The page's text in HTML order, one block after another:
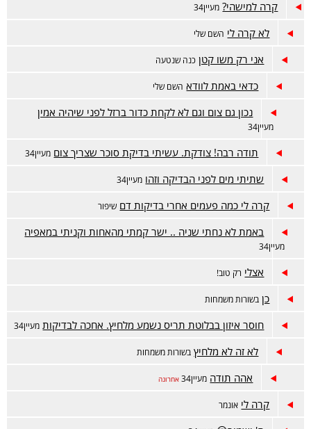
קרה למישהי? מעיין34
לא קרה לי השם שלי
אני רק משו קטן כנה שנטעה
כדאי באמת לוודא השם שלי
נכון גם צום וגם לא לקחת כדור ברזל לפני שיהיה אמין
מעיין34
תודה רבה! צודקת. עשיתי בדיקת סוכר שצריך צום מעיין34
שתיתי מים לפני הבדיקה וזהו מעיין34
קרה לי כמה פעמים אחרי בדיקות דם שיפור
באמת לא נחתי שניה .. ישר קמתי מהאחות וקניתי במאפיה
מעיין34
אצלי רק טוב!
כן בשורות משמחות
חוסר איזון בבלוטת תריס נשמע מלחיץ. אחכה לבדיקות מעיין34
לא זה לא מלחיץ בשורות משמחות
אהה תודה מעיין34 אחרונה
קרה לי אונמר